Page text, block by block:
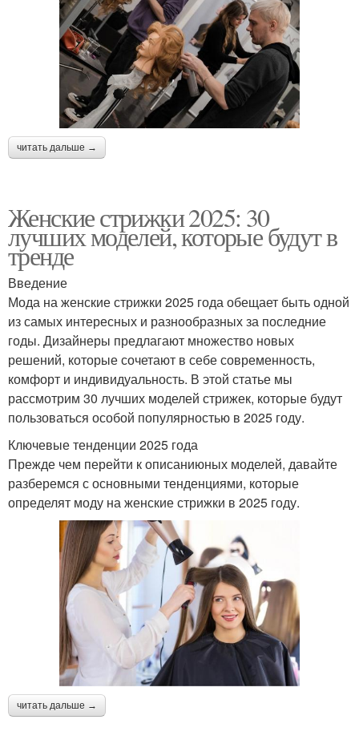
читать дальше →
Женские стрижки 2025: 30
лучших моделей, которые будут в
тренде
Введение
Мода на женские стрижки 2025 года обещает быть одной
из самых интересных и разнообразных за последние
годы. Дизайнеры предлагают множество новых
решений, которые сочетают в себе современность,
комфорт и индивидуальность. В этой статье мы
рассмотрим 30 лучших моделей стрижек, которые будут
пользоваться особой популярностью в 2025 году.
Ключевые тенденции 2025 года
Прежде чем перейти к описаниюных моделей, давайте
разберемся с основными тенденциями, которые
определят моду на женские стрижки в 2025 году.
читать дальше →